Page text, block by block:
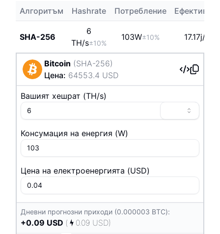
Алгоритъм Hashrate Потребление
SHA-256
6
TH/s±10%
103W±10% 17.17j/TH
Bitcoin (SHA-256)
Цена: 64553.4 USD
Вашият хешрат (TH/s)
Консумация на енергия (W)
Цена на електроенергията (USD)
Дневни прогнозни приходи (0.000003 BTC):
+0.09 USD ( 0.09 USD)